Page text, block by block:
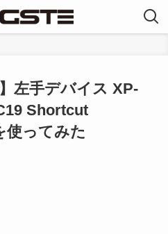
左手デバイス XP-
Shortcut
使ってみた